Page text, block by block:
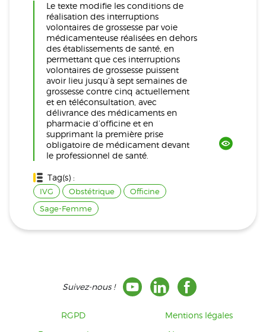
Le texte modifie les conditions de
réalisation des interruptions
volontaires de grossesse par voie
médicamenteuse réalisées en dehors
des établissements de santé, en
permettant que ces interruptions
volontaires de grossesse puissent
avoir lieu jusqu’à sept semaines de
grossesse contre cinq actuellement
et en téléconsultation, avec
délivrance des médicaments en
pharmacie d’officine et en
supprimant la première prise
obligatoire de médicament devant
le professionnel de santé.
Tag(s) :
IVG Obstétrique
Officine
Sage-Femme
Suivez-nous !
RGPD
Mentions légales